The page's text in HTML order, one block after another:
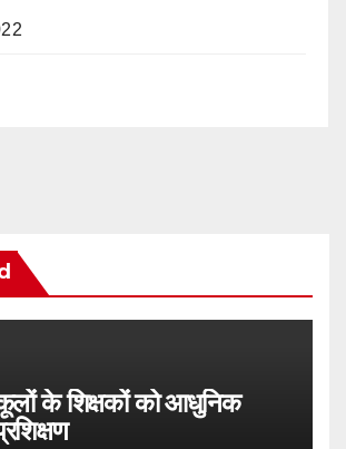
के शिक्षकों को आधुनिक